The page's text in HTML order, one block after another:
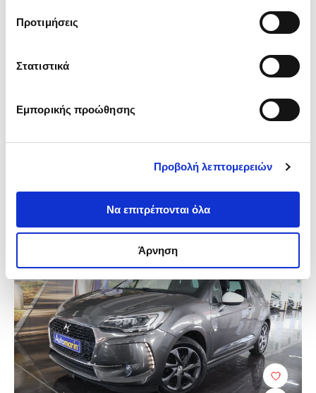
παραχωρήσει ή τις οποίες έχουν συλλέξει σε σχέση με
την από μέρους σας χρήση των υπηρεσιών τους.
Προτιμήσεις
Στατιστικά
Εμπορικής προώθησης
Προβολή λεπτομερειών
Να επιτρέπονται όλα
Άρνηση
SoChic Auto
12.650€